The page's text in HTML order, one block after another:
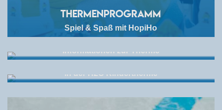
Thermenprogramm
Spiel & Spaß mit HopiHo
Preise & Öffnungszeiten
Informationen zur Therme
Aktionstage
in der H2O Kindertherme